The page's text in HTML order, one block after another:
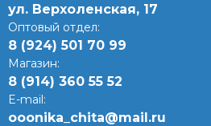
ул. Верхоленская, 17​
Оптовый отдел:
8 (924) 501 70 99
Магазин:
8 (914) 360 55 52
E-mail:
ooonika_chita@mail.ru